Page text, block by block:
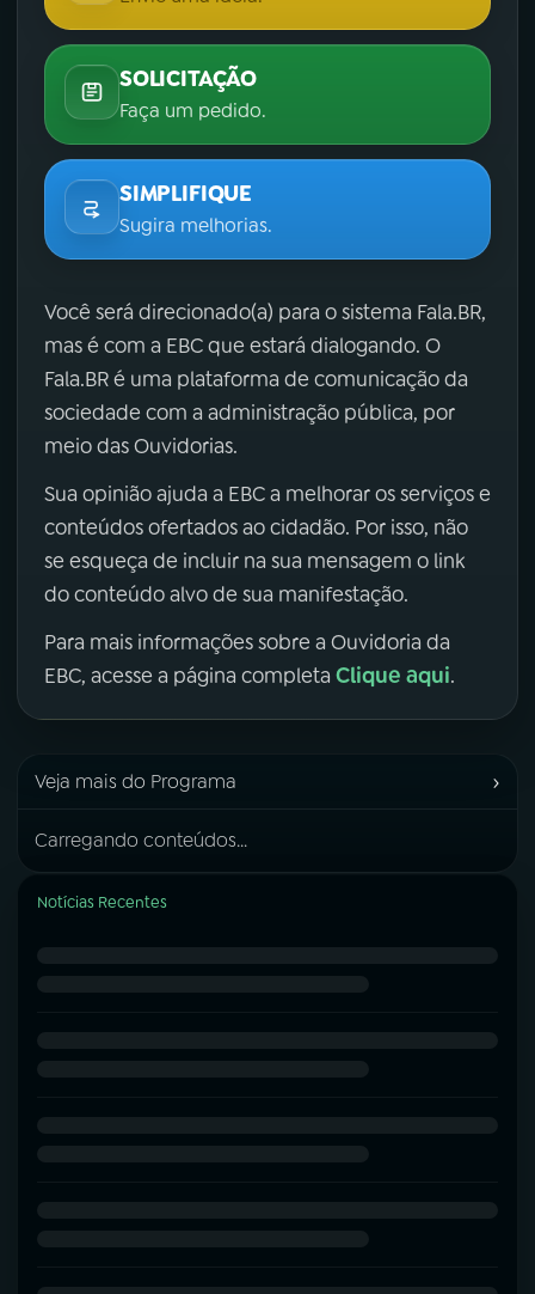
SOLICITAÇÃO
Faça um pedido.
SIMPLIFIQUE
Sugira melhorias.
Você será direcionado(a) para o sistema Fala.BR,
mas é com a EBC que estará dialogando. O
Fala.BR é uma plataforma de comunicação da
sociedade com a administração pública, por
meio das Ouvidorias.
Sua opinião ajuda a EBC a melhorar os serviços e
conteúdos ofertados ao cidadão. Por isso, não
se esqueça de incluir na sua mensagem o link
do conteúdo alvo de sua manifestação.
Para mais informações sobre a Ouvidoria da
EBC, acesse a página completa Clique aqui.
Veja mais do Programa ›
Carregando conteúdos...
Notícias Recentes